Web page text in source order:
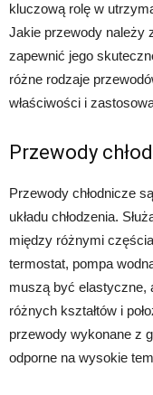
kluczową rolę w
Jakie przewody należy
zapewnić jego
różne rodzaje
właściwości i
Przewody
Przewody chłodnicze
układu chłodzenia.
między różnymi
termostat, pompa
muszą być elastyczne,
różnych kształtów i
przewody wykonane z
odporne na wysokie